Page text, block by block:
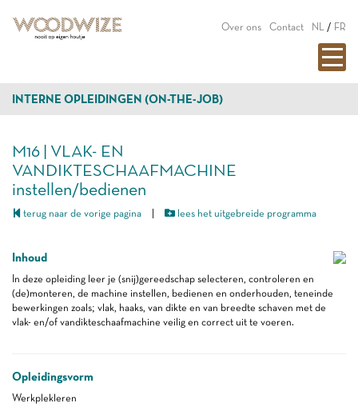
Over ons Contact NL / FR
INTERNE OPLEIDINGEN (ON-THE-JOB)
M16 | VLAK- EN
VANDIKTESCHAAFMACHINE
instellen/bedienen
terug naar de vorige pagina lees het uitgebreide programma
Inhoud
In deze opleiding leer je (snij)gereedschap selecteren, controleren en
(de)monteren, de machine instellen, bedienen en onderhouden, teneinde
bewerkingen zoals; vlak, haaks, van dikte en van breedte schaven met de
vlak- en/of vandikteschaafmachine veilig en correct uit te voeren.
Opleidingsvorm
Werkplekleren